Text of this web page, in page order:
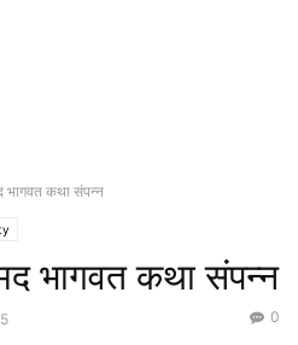
भागवत कथा संपन्न
भागवत कथा संपन्न
0